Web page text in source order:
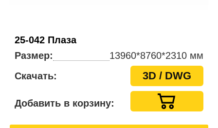
25-042 Плаза
Размер:
13960*8760*2310 мм
Скачать:
3D / DWG
Добавить в корзину: